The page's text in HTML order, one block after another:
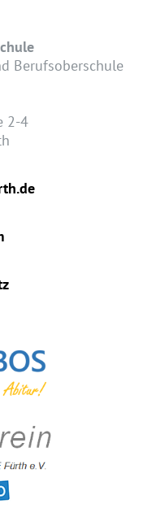
Berufsoberschule
2-4